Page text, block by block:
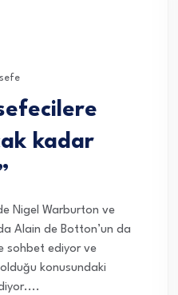
kadar
Nigel Warburton ve
Alain de Botton’un da
sohbet ediyor ve
konusundaki